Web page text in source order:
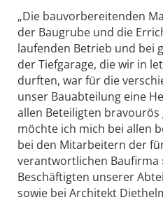
„Die bauvorbereitenden
der Baugrube und die
laufenden Betrieb und bei
der Tiefgarage, die wir in
durften, war für die
unser Bauabteilung eine
allen Beteiligten
möchte ich mich bei allen
bei den Mitarbeitern der
verantwortlichen Baufirma
Beschäftigten unserer
sowie bei Architekt